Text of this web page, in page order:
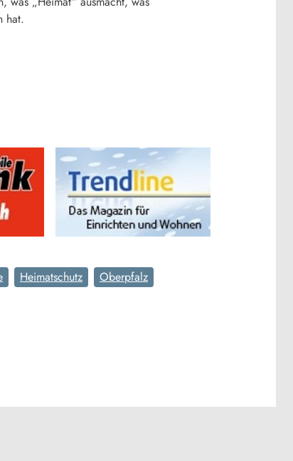
hat.
Heimatschutz
Oberpfalz